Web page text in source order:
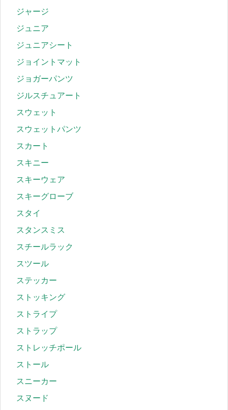
ジャージ
ジュニア
ジュニアシート
ジョイントマット
ジョガーパンツ
ジルスチュアート
スウェット
スウェットパンツ
スカート
スキニー
スキーウェア
スキーグローブ
スタイ
スタンスミス
スチールラック
スツール
ステッカー
ストッキング
ストライプ
ストラップ
ストレッチポール
ストール
スニーカー
スヌード